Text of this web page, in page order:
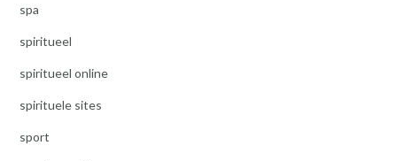
spa
spiritueel
spiritueel online
spirituele sites
sport